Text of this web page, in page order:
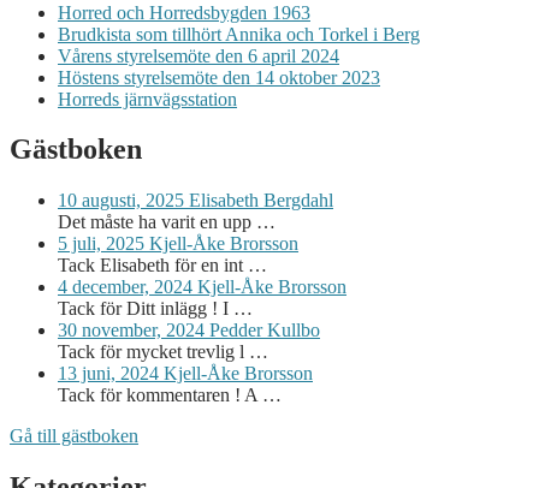
Horred och Horredsbygden 1963
Brudkista som tillhört Annika och Torkel i Berg
Vårens styrelsemöte den 6 april 2024
Höstens styrelsemöte den 14 oktober 2023
Horreds järnvägsstation
Gästboken
10 augusti, 2025 Elisabeth Bergdahl
Det måste ha varit en upp …
5 juli, 2025 Kjell-Åke Brorsson
Tack Elisabeth för en int …
4 december, 2024 Kjell-Åke Brorsson
Tack för Ditt inlägg ! I …
30 november, 2024 Pedder Kullbo
Tack för mycket trevlig l …
13 juni, 2024 Kjell-Åke Brorsson
Tack för kommentaren ! A …
Gå till gästboken